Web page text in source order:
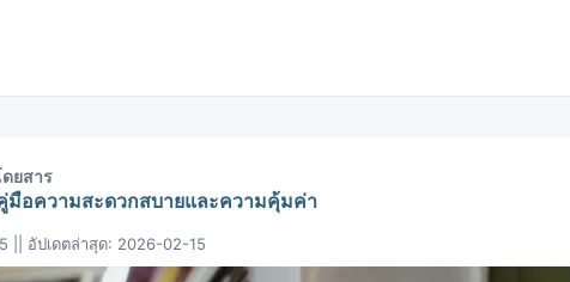
ดยสาร
มือความสะดวกสบายและความคุ้มค่า
|| อัปเดตล่าสุด: 2026-02-15